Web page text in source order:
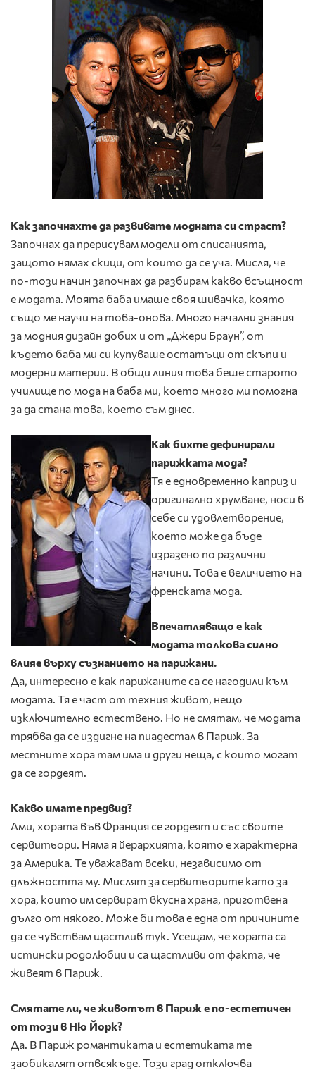
Как започнахте да развивате модната си страст?
Започнах да прерисувам модели от списанията,
защото нямах скици, от които да се уча. Мисля, че
по-този начин започнах да разбирам какво всъщност
е модата. Моята баба имаше своя шивачка, която
също ме научи на това-онова. Много начални знания
за модния дизайн добих и от „Джери Браун”, от
където баба ми си купуваше остатъци от скъпи и
модерни материи. В общи линия това беше старото
училище по мода на баба ми, което много ми помогна
за да стана това, което съм днес.
Как бихте дефинирали
парижката мода?
Тя е едновременно каприз и
оригинално хрумване, носи в
себе си удовлетворение,
което може да бъде
изразено по различни
начини. Това е величието на
френската мода.
Впечатляващо е как
модата толкова силно
влияе върху съзнанието на парижани.
Да, интересно е как парижаните са се нагодили към
модата. Тя е част от техния живот, нещо
изключително естествено. Но не смятам, че модата
трябва да се издигне на пиадестал в Париж. За
местните хора там има и други неща, с които могат
да се гордеят.
Какво имате предвид?
Ами, хората във Франция се гордеят и със своите
сервитьори. Няма я йерархията, която е характерна
за Америка. Те уважават всеки, независимо от
длъжността му. Мислят за сервитьорите като за
хора, които им сервират вкусна храна, приготвена
дълго от някого. Може би това е една от причините
да се чувствам щастлив тук. Усещам, че хората са
истински родолюбци и са щастливи от факта, че
живеят в Париж.
Смятате ли, че животът в Париж е по-естетичен
от този в Ню Йорк?
Да. В Париж романтиката и естетиката те
заобикалят отвсякъде. Този град отключва